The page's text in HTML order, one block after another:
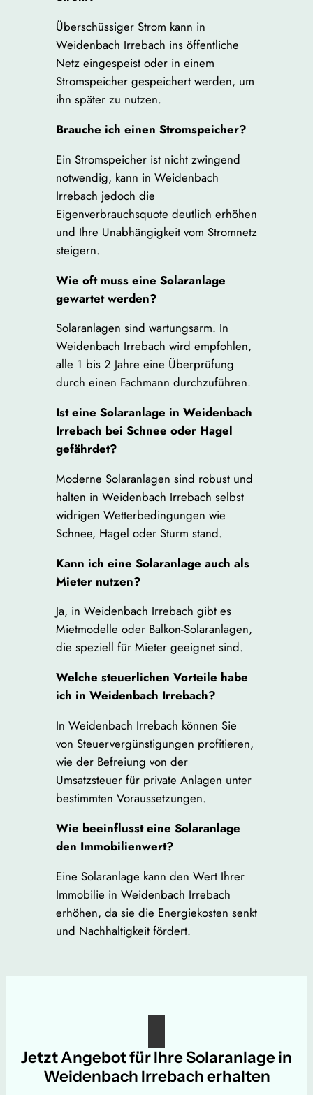
Überschüssiger Strom kann in
Weidenbach Irrebach ins öffentliche
Netz eingespeist oder in einem
Stromspeicher gespeichert werden, um
ihn später zu nutzen.
Brauche ich einen Stromspeicher?
Ein Stromspeicher ist nicht zwingend
notwendig, kann in Weidenbach
Irrebach jedoch die
Eigenverbrauchsquote deutlich erhöhen
und Ihre Unabhängigkeit vom Stromnetz
steigern.
Wie oft muss eine Solaranlage
gewartet werden?
Solaranlagen sind wartungsarm. In
Weidenbach Irrebach wird empfohlen,
alle 1 bis 2 Jahre eine Überprüfung
durch einen Fachmann durchzuführen.
Ist eine Solaranlage in Weidenbach
Irrebach bei Schnee oder Hagel
gefährdet?
Moderne Solaranlagen sind robust und
halten in Weidenbach Irrebach selbst
widrigen Wetterbedingungen wie
Schnee, Hagel oder Sturm stand.
Kann ich eine Solaranlage auch als
Mieter nutzen?
Ja, in Weidenbach Irrebach gibt es
Mietmodelle oder Balkon-Solaranlagen,
die speziell für Mieter geeignet sind.
Welche steuerlichen Vorteile habe
ich in Weidenbach Irrebach?
In Weidenbach Irrebach können Sie
von Steuervergünstigungen profitieren,
wie der Befreiung von der
Umsatzsteuer für private Anlagen unter
bestimmten Voraussetzungen.
Wie beeinflusst eine Solaranlage
den Immobilienwert?
Eine Solaranlage kann den Wert Ihrer
Immobilie in Weidenbach Irrebach
erhöhen, da sie die Energiekosten senkt
und Nachhaltigkeit fördert.
Jetzt Angebot für Ihre Solaranlage in
Weidenbach Irrebach erhalten